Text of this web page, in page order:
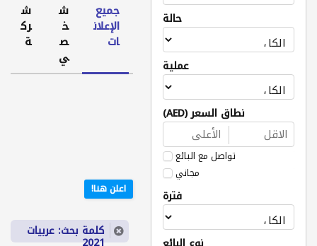
حالة
عملية
نطاق السعر (AED)
تواصل مع البائع
مجاني
فترة
جميع
الإعلان
ات
ش
خ
ص
ي
ش
رك
ة
اعلن هنا!
كلمة بحث: عربيات